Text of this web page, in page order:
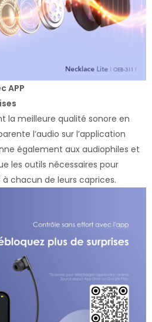
APP
la meilleure qualité sonore en
l’audio sur l’application
également aux audiophiles et
les outils nécessaires pour
chacun de leurs caprices.